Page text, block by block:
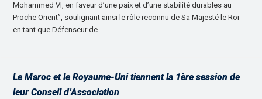
Mohammed VI, en faveur d’une paix et d’une stabilité durables au
Proche Orient”, soulignant ainsi le rôle reconnu de Sa Majesté le Roi
en tant que Défenseur de …
Le Maroc et le Royaume-Uni tiennent la 1ère session de
leur Conseil d’Association